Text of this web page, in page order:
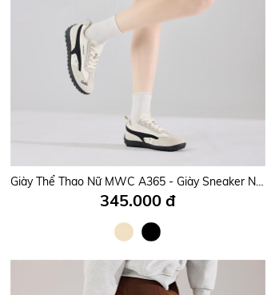
Giày Thể Thao Nữ MWC A365 - Giày Sneaker Nữ Phối Da Lộn Cá Tính, Trẻ Trung, Thời Trang.
345.000 đ